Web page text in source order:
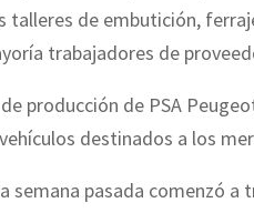
talleres de embutición,
trabajadores de
producción de PSA
destinados a los
semana pasada comenzó a